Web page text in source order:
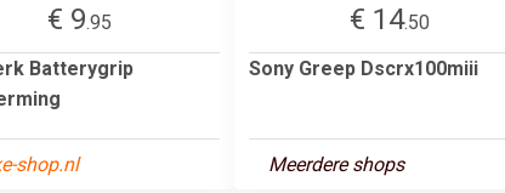
€ 9.95
Batterygrip
shop.nl
€ 14.50
Sony Greep Dscrx100miii
Meerdere shops